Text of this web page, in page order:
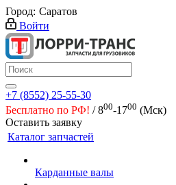
Город: Саратов
Войти
+7 (8552) 25-55-30
Бесплатно по РФ! / 800-1700 (Мск)
Оставить заявку
Каталог запчастей
Карданные валы